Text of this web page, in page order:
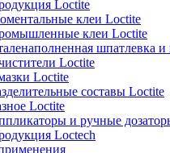
Loctite
клеи Loctite
клеи Loctite
шпатлевка и
Loctite
Loctite
составы Loctite
Loctite
и ручные
Loctech